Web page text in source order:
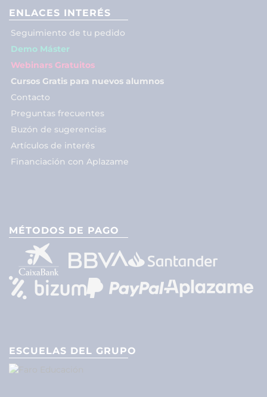
ENLACES INTERÉS
Seguimiento de tu pedido
Demo Máster
Webinars Gratuitos
Cursos Gratis para nuevos alumnos
Contacto
Preguntas frecuentes
Buzón de sugerencias
Artículos de interés
Financiación con Aplazame
MÉTODOS DE PAGO
ESCUELAS DEL GRUPO